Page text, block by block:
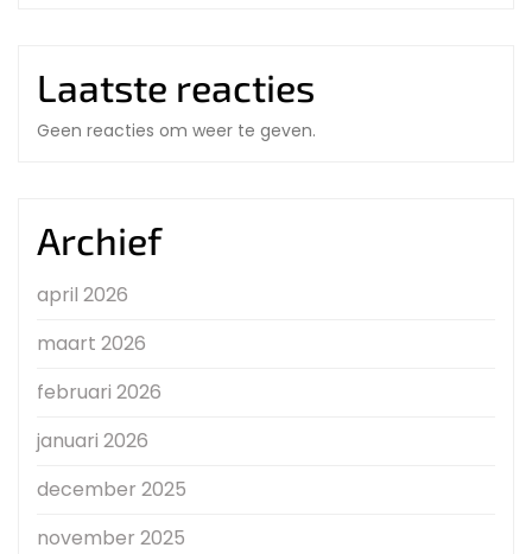
Laatste reacties
Geen reacties om weer te geven.
Archief
april 2026
maart 2026
februari 2026
januari 2026
december 2025
november 2025